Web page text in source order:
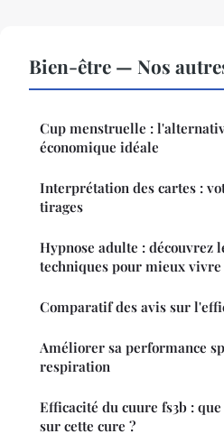
Bien-être — Nos
Cup menstruelle :
économique idéale
Interprétation des cartes :
tirages
Hypnose adulte : découvrez
techniques pour mieux vivre
Comparatif des avis sur
Améliorer sa performance
respiration
Efficacité du cuure fs3b :
sur cette cure ?